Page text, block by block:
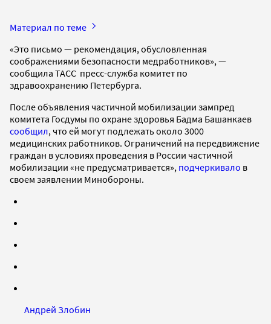
Материал по теме
«Это письмо — рекомендация, обусловленная
соображениями безопасности медработников», —
сообщила ТАСС пресс-служба комитет по
здравоохранению Петербурга.
После объявления частичной мобилизации зампред
комитета Госдумы по охране здоровья Бадма Башанкаев
сообщил, что ей могут подлежать около 3000
медицинских работников. Ограничений на передвижение
граждан в условиях проведения в России частичной
мобилизации «не предусматривается», подчеркивало в
своем заявлении Минобороны.
Андрей Злобин